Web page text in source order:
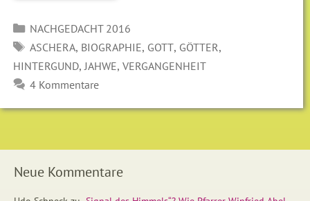
Kategorien
NACHGEDACHT 2016
SCHLAGWÖRTER
ASCHERA, BIOGRAPHIE, GOTT, GÖTTER,
HINTERGUND,JAHWE,VERGANGENHEIT
4 Kommentare
Neue Kommentare